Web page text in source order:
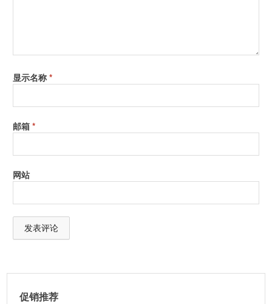
显示名称*
邮箱*
网站
l
促销推荐